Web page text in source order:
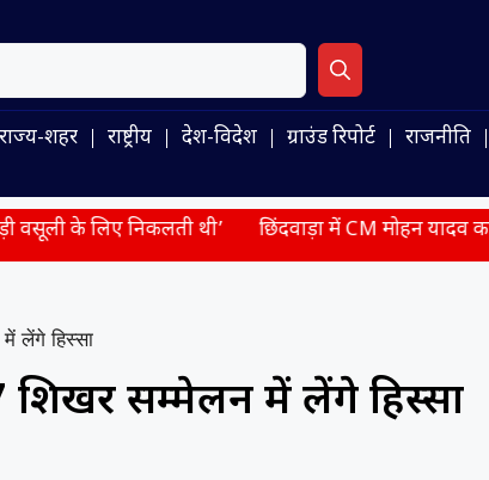
राज्य-शहर राष्ट्रीय देश-विदेश ग्राउंड रिपोर्ट राजनीति
थी’ छिंदवाड़ा में CM मोहन यादव का बड़ा एक्शन,
लेंगे हिस्सा
शिखर सम्मेलन में लेंगे हिस्सा